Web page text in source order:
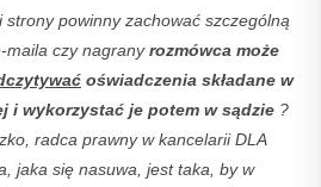
strony powinny zachować szczególną
maila czy nagranyrozmówca może
oświadczenia składane w
i wykorzystać je potem w sądzie ?
radca prawny w kancelarii DLA
jaka się nasuwa, jest taka, by w